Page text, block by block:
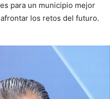
para un municipio mejor
los retos del futuro.